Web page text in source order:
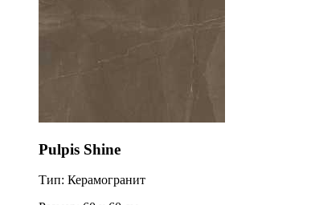
Pulpis Shine
Тип: Керамогранит